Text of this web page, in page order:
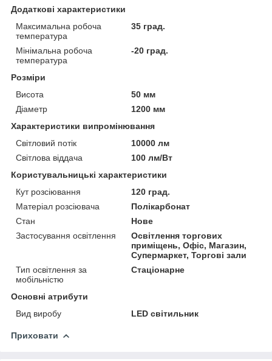
Додаткові характеристики
Максимальна робоча
температура
35 град.
Мінімальна робоча
температура
-20 град.
Розміри
Висота
50 мм
Діаметр
1200 мм
Характеристики випромінювання
Світловий потік
10000 лм
Світлова віддача
100 лм/Вт
Користувальницькі характеристики
Кут розсіювання
120 град.
Матеріал розсіювача
Полікарбонат
Стан
Нове
Застосування освітлення
Освітлення торгових
приміщень, Офіс, Магазин,
Супермаркет, Торгові зали
Тип освітлення за
мобільністю
Стаціонарне
Основні атрибути
Вид виробу
LED світильник
Приховати